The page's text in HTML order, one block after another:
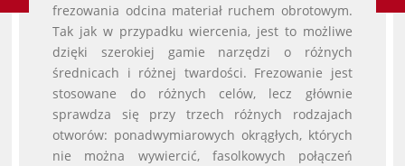
frezowania odcina materiał ruchem obrotowym.
Tak jak w przypadku wiercenia, jest to możliwe
dzięki szerokiej gamie narzędzi o różnych
średnicach i różnej twardości. Frezowanie jest
stosowane do różnych celów, lecz głównie
sprawdza się przy trzech różnych rodzajach
otworów: ponadwymiarowych okrągłych, których
nie można wywiercić, fasolkowych połączeń